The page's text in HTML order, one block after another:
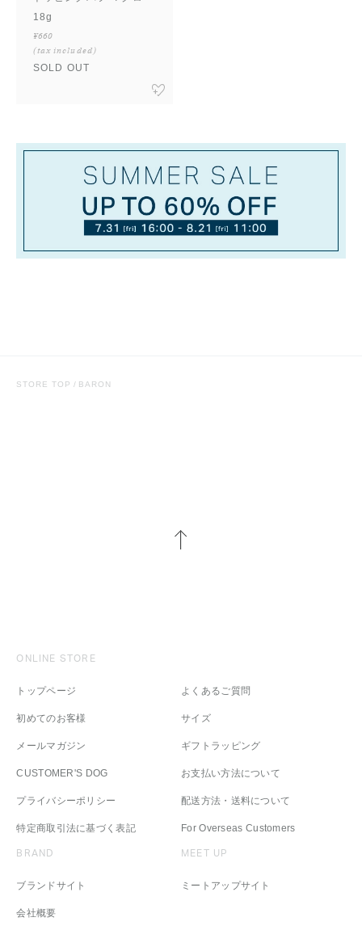
18g
¥660
(tax included)
SOLD OUT
STORE TOP BARON
ONLINE STORE
トップページ
初めてのお客様
メールマガジン
CUSTOMER'S DOG
プライバシーポリシー
特定商取引法に基づく表記
よくあるご質問
サイズ
ギフトラッピング
お支払い方法について
配送方法・送料について
For Overseas Customers
BRAND
ブランドサイト
会社概要
MEET UP
ミートアップサイト